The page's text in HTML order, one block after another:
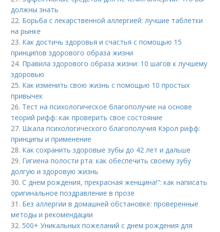
должны знать
22. Борьба с лекарственной аллергией: лучшие таблетки
на рынке
23. Как достичь здоровья и счастья с помощью 15
принципов здорового образа жизни
24. Правила здорового образа жизни: 10 шагов к лучшему
здоровью
25. Как изменить свою жизнь с помощью 10 простых
привычек
26. Тест на психологическое благополучие на основе
теорий рифф: как проверить свое состояние
27. Шкала психологического благополучия Кэрол рифф:
принципы и применение
28. Как сохранить здоровые зубы до 42 лет и дальше
29. Гигиена полости рта: как обеспечить своему зубу
долгую и здоровую жизнь
30.С днем рождения, прекрасная женщина!": как написать
оригинальное поздравление в прозе
31. Без аллергии в домашней обстановке: проверенные
методы и рекомендации
32. 500+ Уникальных пожеланий с днем рождения для